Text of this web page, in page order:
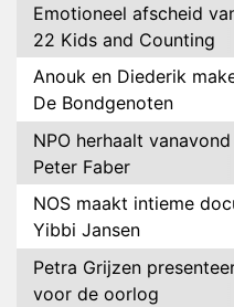
Emotioneel afscheid
22 Kids and Counting
Anouk en Diederik
De Bondgenoten
NPO herhaalt
Peter Faber
NOS maakt intieme
Yibbi Jansen
Petra Grijzen
voor de oorlog